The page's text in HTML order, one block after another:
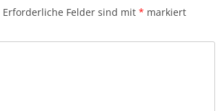
Erforderliche Felder sind mit * markiert